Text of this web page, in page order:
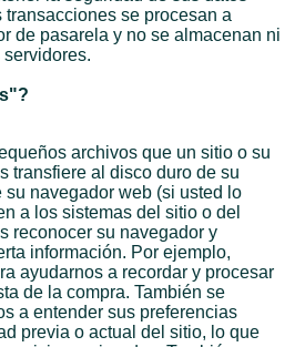
transacciones se procesan a
de pasarela y no se almacenan ni
archivos que un sitio o su
transfiere al disco duro de su
su navegador web (si usted lo
a los sistemas del sitio o del
reconocer su navegador y
información. Por ejemplo,
ayudarnos a recordar y procesar
de la compra. También se
a entender sus preferencias
previa o actual del sitio, lo que